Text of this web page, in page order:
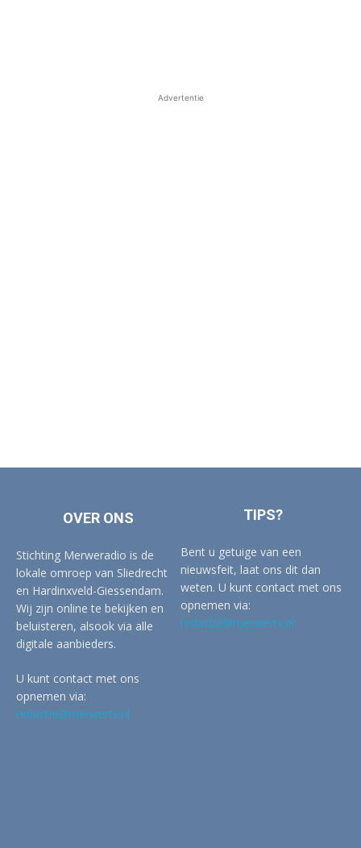
Advertentie
OVER ONS
Stichting Merweradio is de
lokale omroep van Sliedrecht
en Hardinxveld-Giessendam.
Wij zijn online te bekijken en
beluisteren, alsook via alle
digitale aanbieders.
U kunt contact met ons
opnemen via:
redactie@merwertv.nl
TIPS?
Bent u getuige van een
nieuwsfeit, laat ons dit dan
weten. U kunt contact met ons
opnemen via:
redactie@merwertv.nl